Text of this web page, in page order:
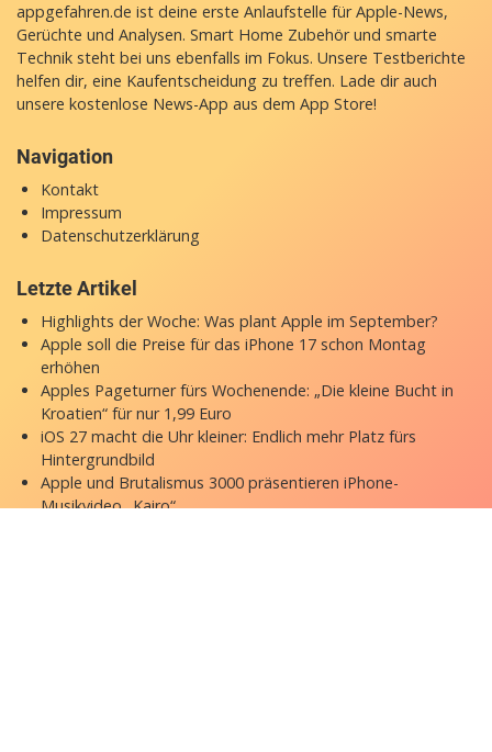
appgefahren.de ist deine erste Anlaufstelle für Apple-News,
Gerüchte und Analysen. Smart Home Zubehör und smarte
Technik steht bei uns ebenfalls im Fokus. Unsere Testberichte
helfen dir, eine Kaufentscheidung zu treffen. Lade dir auch
unsere kostenlose News-App aus dem App Store!
Navigation
Kontakt
Impressum
Datenschutzerklärung
Letzte Artikel
Highlights der Woche: Was plant Apple im September?
Apple soll die Preise für das iPhone 17 schon Montag
erhöhen
Apples Pageturner fürs Wochenende: „Die kleine Bucht in
Kroatien“ für nur 1,99 Euro
iOS 27 macht die Uhr kleiner: Endlich mehr Platz fürs
Hintergrundbild
Apple und Brutalismus 3000 präsentieren iPhone-
Musikvideo „Kairo“